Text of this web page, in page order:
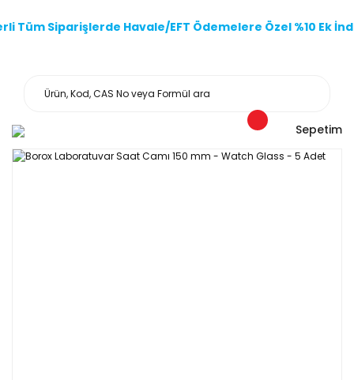
Tüm Siparişlerde Havale/EFT Ödemelere Özel %10 Ek
Sepetim